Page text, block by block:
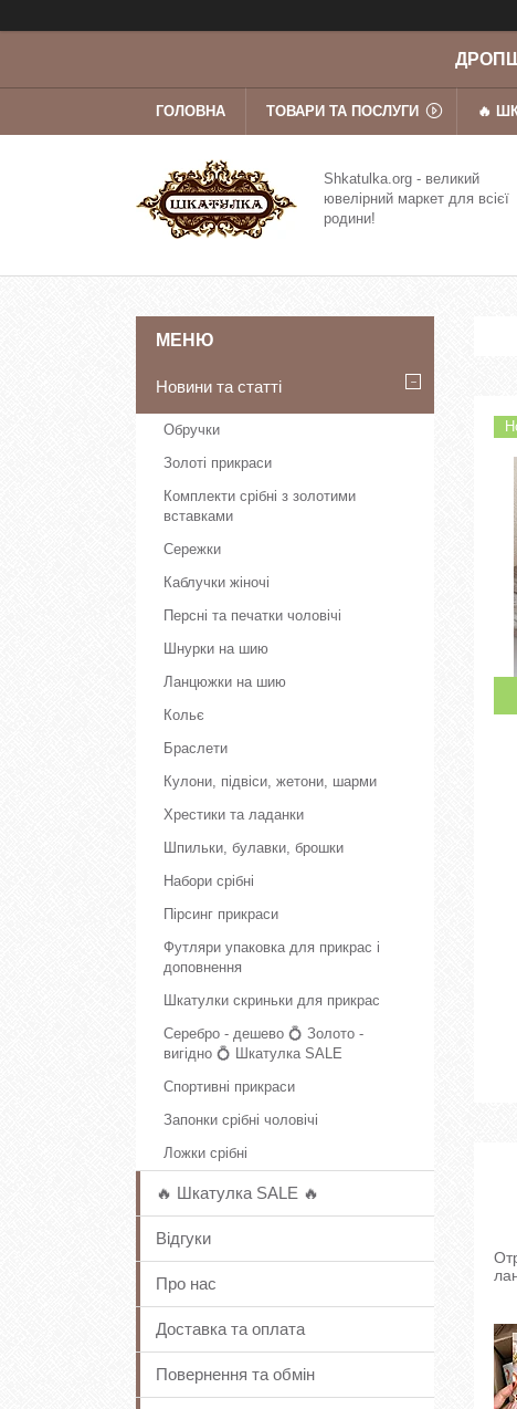
ГОЛОВНА ТОВАРИ ТА ПОСЛУГИ 🔥
Shkatulka.org - великий
ювелірний маркет для всієї
родини!
Новини та статті
Обручки
Золоті прикраси
Комплекти срібні з золотими
вставками
Сережки
Каблучки жіночі
Персні та печатки чоловічі
Шнурки на шию
Ланцюжки на шию
Кольє
Браслети
Кулони, підвіси, жетони, шарми
Хрестики та ладанки
Шпильки, булавки, брошки
Набори срібні
Пірсинг прикраси
Футляри упаковка для прикрас і
доповнення
Шкатулки скриньки для прикрас
Серебро - дешево 💍 Золото -
вигідно 💍 Шкатулка SALE
Спортивні прикраси
Запонки срібні чоловічі
Ложки срібні
🔥 Шкатулка SALE 🔥
Відгуки
Про нас
Доставка та оплата
Повернення та обмін